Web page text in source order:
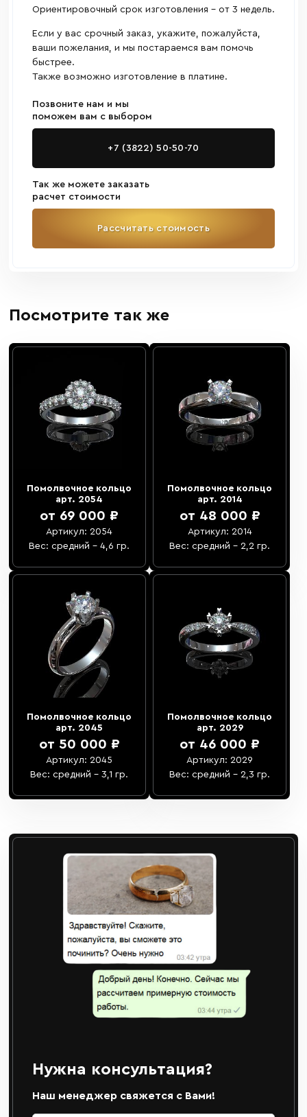
Ориентировочный срок изготовления - от 3 недель.
Если у вас срочный заказ, укажите, пожалуйста,
ваши пожелания, и мы постараемся вам помочь
быстрее.
Также возможно изготовление в платине.
Позвоните нам и мы
поможем вам с выбором
+7 (3822) 50-50-70
Так же можете заказать
расчет стоимости
Рассчитать стоимость
Посмотрите так же
Помолвочное кольцо
арт. 2054
от 69 000 ₽
Артикул: 2054
Вес: средний – 4,6 гр.
Помолвочное кольцо
арт. 2014
от 48 000 ₽
Артикул: 2014
Вес: средний – 2,2 гр.
Помолвочное кольцо
арт. 2045
от 50 000 ₽
Артикул: 2045
Вес: средний – 3,1 гр.
Помолвочное кольцо
арт. 2029
от 46 000 ₽
Артикул: 2029
Вес: средний – 2,3 гр.
Нужна консультация?
Наш менеджер свяжется с Вами!